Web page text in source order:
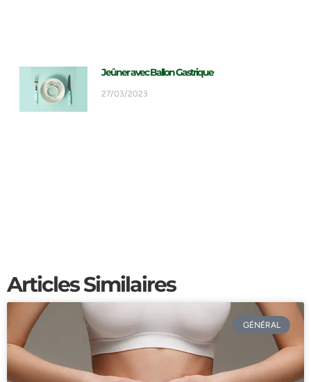
Jeûner avec Ballon Gastrique
27/03/2023
Articles Similaires
GÉNÉRAL